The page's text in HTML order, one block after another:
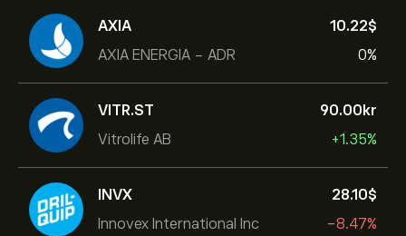
AXIA
AXIA ENERGIA - ADR
10.22‎$‎
0%
VITR.ST
Vitrolife AB
90.00‎kr‎
+1.35%
INVX
Innovex International Inc
28.10‎$‎
-8.47%